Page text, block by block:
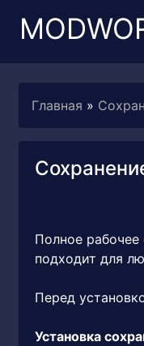
Главная »
Полное рабочее
подходит для
Перед
Установка